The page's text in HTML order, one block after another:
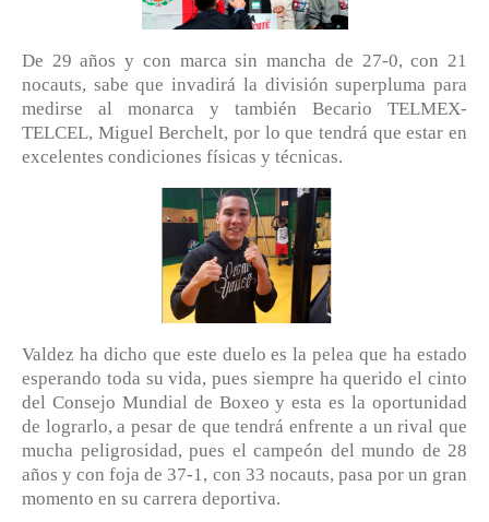
De 29 años y con marca sin mancha de 27-0, con 21
nocauts, sabe que invadirá la división superpluma para
medirse al monarca y también Becario TELMEX-
TELCEL, Miguel Berchelt, por lo que tendrá que estar en
excelentes condiciones físicas y técnicas.
Valdez ha dicho que este duelo es la pelea que ha estado
esperando toda su vida, pues siempre ha querido el cinto
del Consejo Mundial de Boxeo y esta es la oportunidad
de lograrlo, a pesar de que tendrá enfrente a un rival que
mucha peligrosidad, pues el campeón del mundo de 28
años y con foja de 37-1, con 33 nocauts, pasa por un gran
momento en su carrera deportiva.